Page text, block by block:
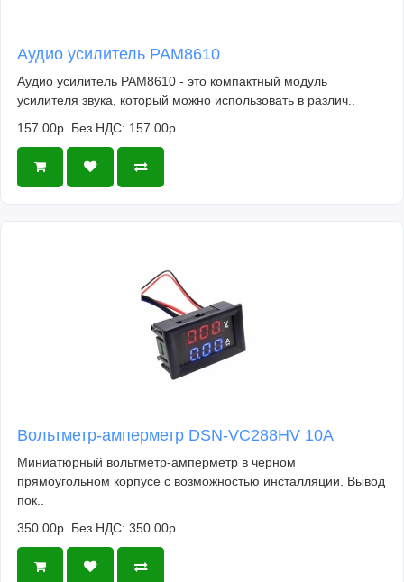
Аудио усилитель PAM8610
Аудио усилитель PAM8610 - это компактный модуль
усилителя звука, который можно использовать в различ..
157.00р. Без НДС: 157.00р.
Вольтметр-амперметр DSN-VC288HV 10А
Миниатюрный вольтметр-амперметр в черном
прямоугольном корпусе с возможностью инсталляции. Вывод
пок..
350.00р. Без НДС: 350.00р.